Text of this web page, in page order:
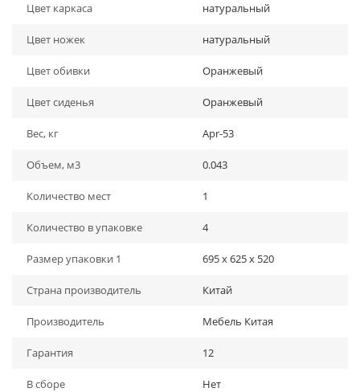
Цвет каркаса натуральный
Цвет ножек натуральный
Цвет обивки Оранжевый
Цвет сиденья Оранжевый
Вес, кг Apr-53
Объем, м3 0.043
Количество мест 1
Количество в упаковке 4
Размер упаковки 1 695 x 625 x 520
Страна производитель Китай
Производитель Мебель Китая
Гарантия 12
В сборе Нет